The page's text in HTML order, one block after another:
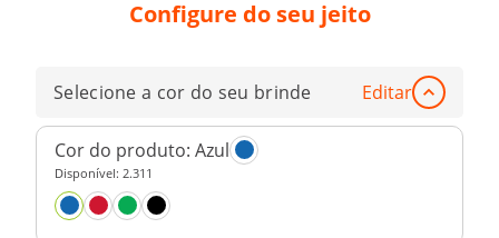
Configure do seu jeito
Selecione a cor do seu brinde Editar
Cor do produto: Azul
Disponível: 2.311